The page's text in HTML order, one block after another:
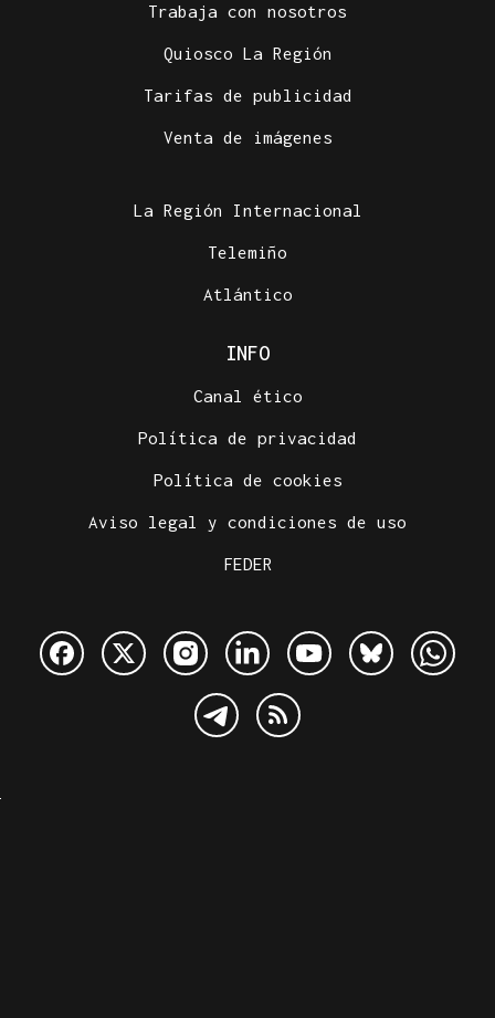
Trabaja con nosotros
Quiosco La Región
Tarifas de publicidad
Venta de imágenes
La Región Internacional
Telemiño
Atlántico
INFO
Canal ético
Política de privacidad
Política de cookies
Aviso legal y condiciones de uso
FEDER